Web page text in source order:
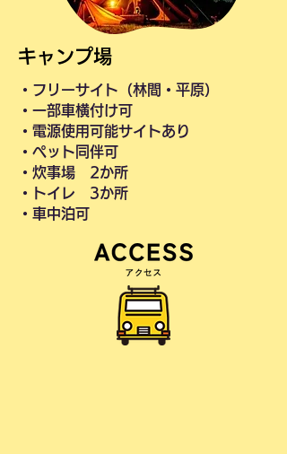
キャンプ場
・フリーサイト（林間・平原）
・一部車横付け可
・電源使用可能サイトあり
・ペット同伴可​
・炊事場 2か所
・トイレ 3か所
​・車中泊可